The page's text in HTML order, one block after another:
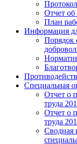
Отчет об
План
Информация
Порядок
Специальная
Отчет о
труда
Отчет о
труда
Сводная